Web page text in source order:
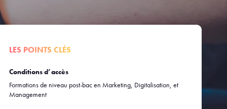
LES POINTS CLÉS
Conditions d’accès
Formations de niveau post-bac en Marketing, Digitalisation, et
Management